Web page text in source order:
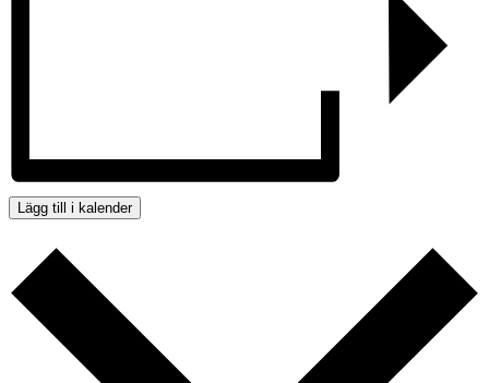
Lägg till i kalender